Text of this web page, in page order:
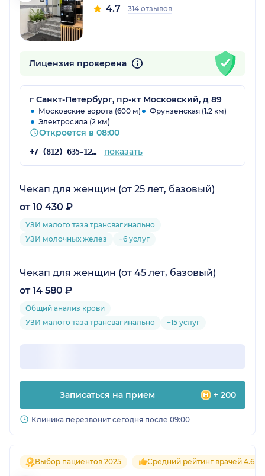
4.7 314 отзывов
Лицензия проверена
г Санкт-Петербург, пр-кт Московский, д 89
Московские ворота (600 м)
Фрунзенская (1.2 км)
Электросила (2 км)
Откроется в 08:00
+7 (812) 635-12-87 показать
Чекап для женщин (от 25 лет, базовый)
от 10 430 ₽
УЗИ малого таза трансвагинально
УЗИ молочных желез
+6 услуг
Чекап для женщин (от 45 лет, базовый)
от 14 580 ₽
Общий анализ крови
УЗИ малого таза трансвагинально
+15 услуг
Записаться на прием + 200
Клиника перезвонит сегодня после 09:00
Выбор пациентов 2025 Средний рейтинг врачей 4.6